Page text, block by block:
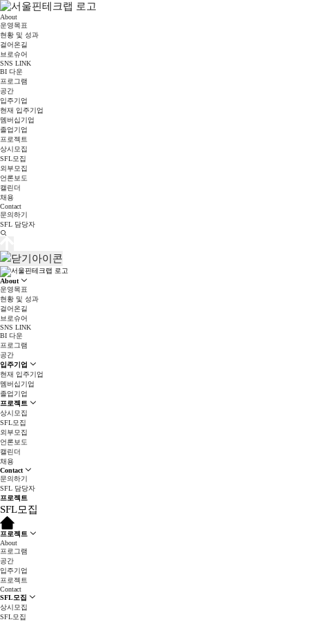
About
운영목표
현황 및 성과
걸어온길
브로슈어
SNS LINK
BI 다운
프로그램
공간
입주기업
현재 입주기업
멤버십기업
졸업기업
프로젝트
상시모집
SFL모집
외부모집
언론보도
캘린더
채용
Contact
문의하기
SFL 담당자
About
운영목표
현황 및 성과
걸어온길
브로슈어
SNS LINK
BI 다운
프로그램
공간
입주기업
현재 입주기업
멤버십기업
졸업기업
프로젝트
상시모집
SFL모집
외부모집
언론보도
캘린더
채용
Contact
문의하기
SFL 담당자
프로젝트
SFL모집
프로젝트
About
프로그램
공간
입주기업
프로젝트
Contact
SFL모집
상시모집
SFL모집